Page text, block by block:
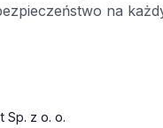
na
Sp. z o. o.